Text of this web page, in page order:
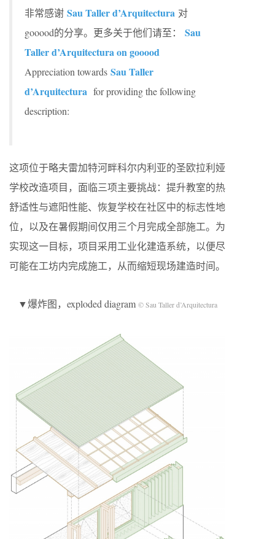
非常感谢 Sau Taller d’Arquitectura 对
gooood的分享。更多关于他们请至： Sau
Taller d’Arquitectura on gooood
Appreciation towards Sau Taller
d’Arquitectura for providing the following
description:
这项位于略夫雷加特河畔科尔内利亚的圣欧拉利娅
学校改造项目，面临三项主要挑战：提升教室的热
舒适性与遮阳性能、恢复学校在社区中的标志性地
位，以及在暑假期间仅用三个月完成全部施工。为
实现这一目标，项目采用工业化建造系统，以便尽
可能在工坊内完成施工，从而缩短现场建造时间。
▼爆炸图，exploded diagram © Sau Taller d’Arquitectura